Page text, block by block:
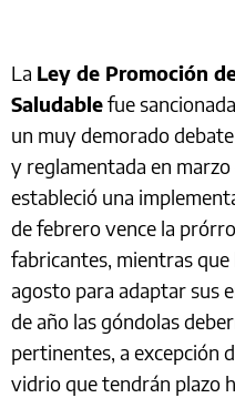
La Ley de Promoción
Saludablefue
un muy demorado
y reglamentada en
estableció una
de febrero vence la
fabricantes, mientras
agosto para adaptar sus
de año las góndolas
pertinentes, a excepción
vidrio que tendrán plazo